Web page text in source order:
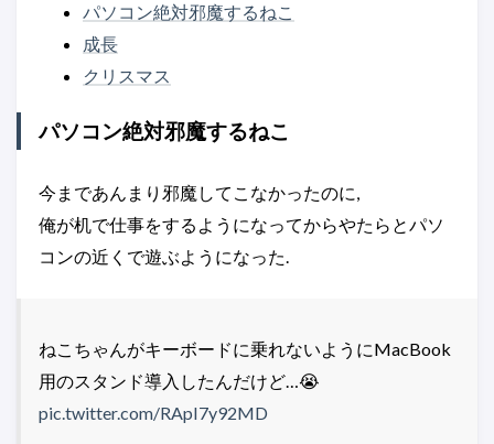
パソコン絶対邪魔するねこ
成長
クリスマス
パソコン絶対邪魔するねこ
今まであんまり邪魔してこなかったのに,
俺が机で仕事をするようになってからやたらとパソ
コンの近くで遊ぶようになった.
ねこちゃんがキーボードに乗れないようにMacBook
用のスタンド導入したんだけど…😭
pic.twitter.com/RApI7y92MD